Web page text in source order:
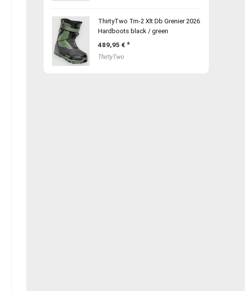
ThirtyTwo Tm-2 Xlt Db Grenier 2026
Hardboots black / green
489,95 €
ThirtyTwo